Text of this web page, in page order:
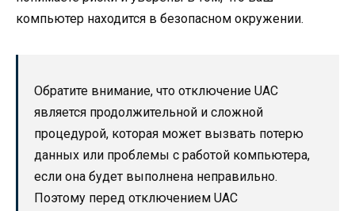
компьютер находится в безопасном окружении.
Обратите внимание, что отключение UAC
является продолжительной и сложной
процедурой, которая может вызвать потерю
данных или проблемы с работой компьютера,
если она будет выполнена неправильно.
Поэтому перед отключением UAC